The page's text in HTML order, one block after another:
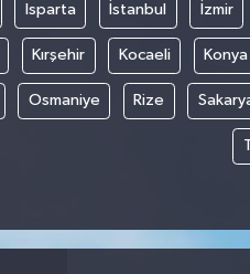
Isparta İstanbul İzmir
Kırşehir Kocaeli Konya
Osmaniye Rize